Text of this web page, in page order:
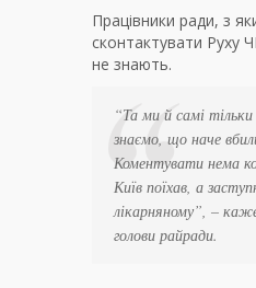
Працівники ради, з
сконтактувати Руху
не знають.
“Та ми й самі
знаємо, що наче
Коментувати нема
Київ поїхав, а
лікарняному”, –
голови райради.